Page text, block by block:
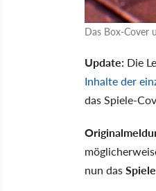
Das Box-Cover
Update: Die
Inhalte der
das Spiele-
nun das